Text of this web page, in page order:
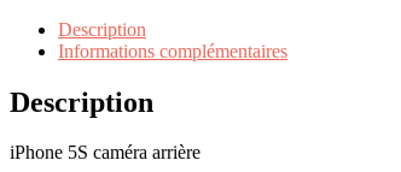
Description
Informations complémentaires
Description
iPhone 5S caméra arrière